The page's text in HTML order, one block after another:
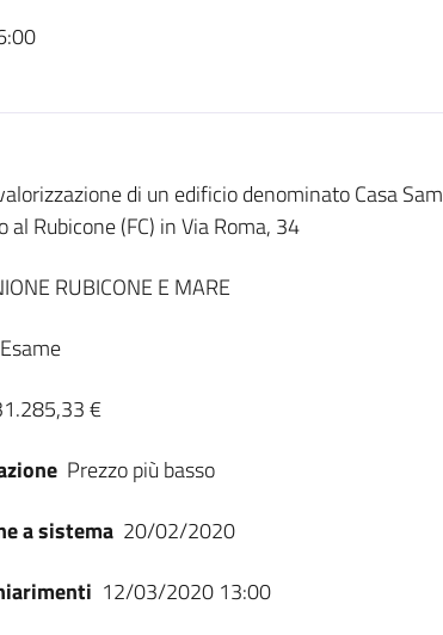
di un edificio denominato Casa
al Rubicone (FC) in Via Roma, 34
RUBICONE E MARE
€
Prezzo più basso
a sistema 20/02/2020
12/03/2020 13:00